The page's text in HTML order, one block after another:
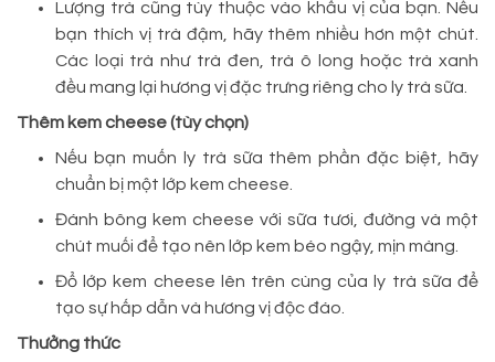
Lượng trà cũng tùy thuộc vào khẩu vị của bạn. Nếu
bạn thích vị trà đậm, hãy thêm nhiều hơn một chút.
Các loại trà như trà đen, trà ô long hoặc trà xanh
đều mang lại hương vị đặc trưng riêng cho ly trà sữa.
Thêm kem cheese (tùy chọn)
Nếu bạn muốn ly trà sữa thêm phần đặc biệt, hãy
chuẩn bị một lớp kem cheese.
Đánh bông kem cheese với sữa tươi, đường và một
chút muối để tạo nên lớp kem béo ngậy, mịn màng.
Đổ lớp kem cheese lên trên cùng của ly trà sữa để
tạo sự hấp dẫn và hương vị độc đáo.
Thưởng thức